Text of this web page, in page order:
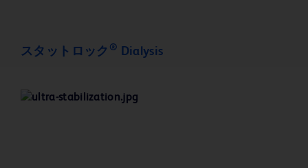
スタットロック ® Dialysis